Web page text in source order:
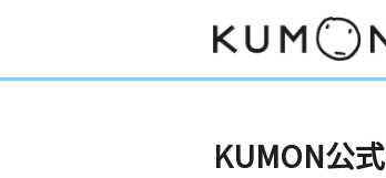
KUMON公